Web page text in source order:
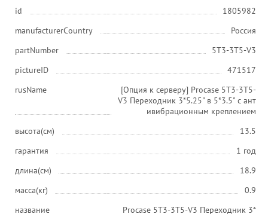
id
1805982
manufacturerCountry
Россия
partNumber
5T3-3T5-V3
pictureID
471517
rusName
[Опция к серверу] Procase 5T3-3T5-
V3 Переходник 3*5.25" в 5*3.5" с ант
ивибрационным креплением
высота(см)
13.5
гарантия
1 год
длина(см)
18.9
масса(кг)
0.9
название
Procase 5T3-3T5-V3 Переходник 3*